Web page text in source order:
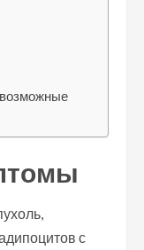
возможные
с